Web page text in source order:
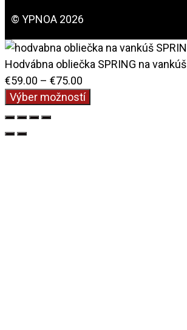
© YPNOA 2026
Hodvábna obliečka SPRING na vankúš
€59.00 – €75.00
range:
Výber možností